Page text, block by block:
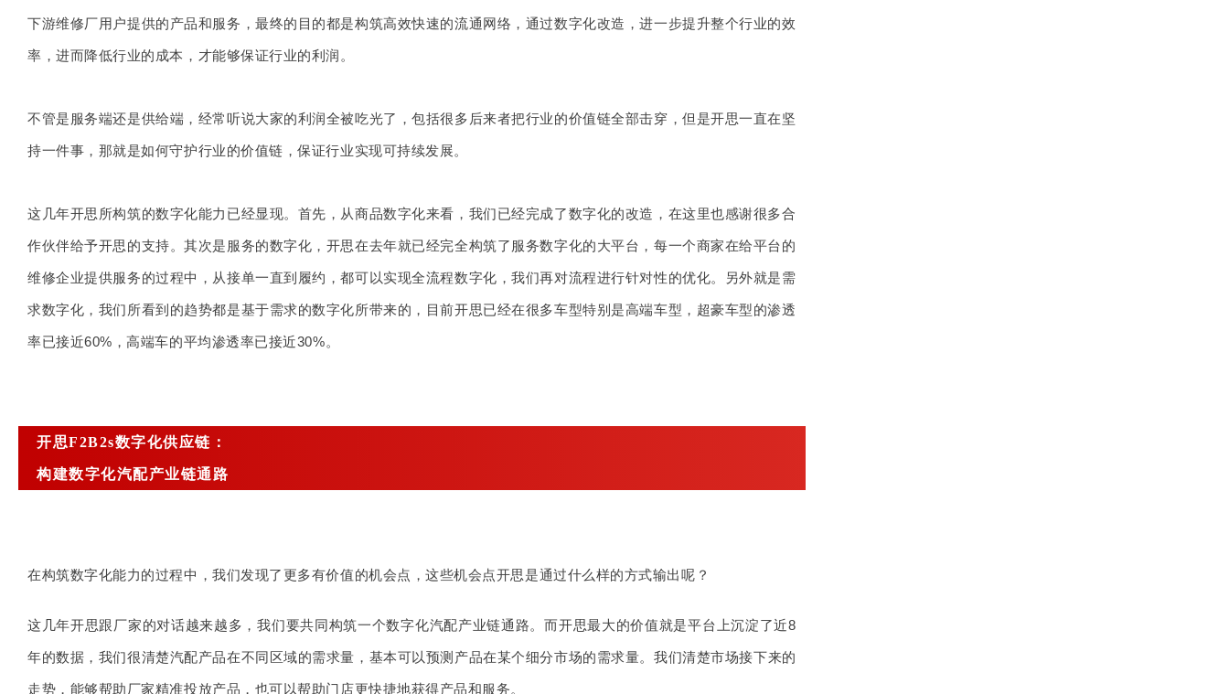
下游维修厂用户提供的产品和服务，最终的目的都是构筑高效快速的流通网络，通过数字化改造，进一步提升整个行业的效
率，进而降低行业的成本，才能够保证行业的利润。
不管是服务端还是供给端，经常听说大家的利润全被吃光了，包括很多后来者把行业的价值链全部击穿，但是开思一直在坚
持一件事，那就是如何守护行业的价值链，保证行业实现可持续发展。
这几年开思所构筑的数字化能力已经显现。首先，从商品数字化来看，我们已经完成了数字化的改造，在这里也感谢很多合
作伙伴给予开思的支持。其次是服务的数字化，开思在去年就已经完全构筑了服务数字化的大平台，每一个商家在给平台的
维修企业提供服务的过程中，从接单一直到履约，都可以实现全流程数字化，我们再对流程进行针对性的优化。另外就是需
求数字化，我们所看到的趋势都是基于需求的数字化所带来的，目前开思已经在很多车型特别是高端车型，超豪车型的渗透
率已接近60%，高端车的平均渗透率已接近30%。
开思F2B2s数字化供应链：
构建数字化汽配产业链通路
在构筑数字化能力的过程中，我们发现了更多有价值的机会点，这些机会点开思是通过什么样的方式输出呢？
这几年开思跟厂家的对话越来越多，我们要共同构筑一个数字化汽配产业链通路。而开思最大的价值就是平台上沉淀了近8
年的数据， 我们很清楚汽配产品在不同区域的需求量，基本可以预测产品在某个细分市场的需求量。我们清楚市场接下来的
走势，能够帮助厂家精准投放产品，也可以帮助门店更快捷地获得产品和服务。